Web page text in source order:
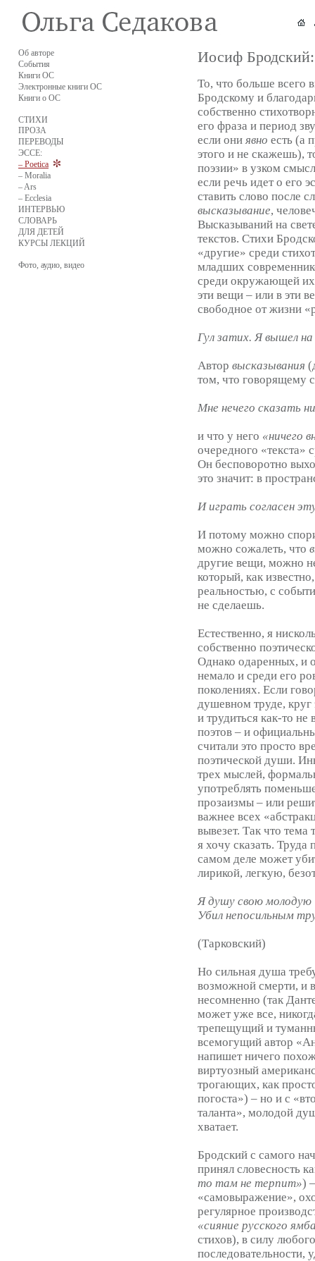
Об авторе
События
Книги ОС
Электронные книги ОС
Книги о ОС
СТИХИ
ПРОЗА
ПЕРЕВОДЫ
ЭССЕ:
– Poetica
– Moralia
– Ars
– Ecclesia
ИНТЕРВЬЮ
СЛОВАРЬ
ДЛЯ ДЕТЕЙ
КУРСЫ ЛЕКЦИЙ
Фото, аудио, видео
Иосиф
То, что больше всего
Бродскому и
собственно
его фраза и период
если ониявно есть (а
этого и не скажешь),
поэзии» в узком
если речь идет о его
ставить слово после
высказывание,
Высказываний на
текстов. Стихи
«другие» среди
младших
среди окружающей
эти вещи – или в эти
свободное от жизни
Гул затих. Я вышел
Автор высказывания
том, что говорящему
Мне нечего сказать
и что у него «ничего
очередного «текста»
Он бесповоротно
это значит: в
И играть согласен
И потому можно
можно сожалеть, что
другие вещи, можно
который, как
реальностью, с
не сделаешь.
Естественно, я
собственно
Однако одаренных, и
немало и среди его
поколениях. Если
душевном труде, круг
и трудиться как-то
поэтов – и
считали это просто
поэтической души.
трех мыслей,
употреблять
прозаизмы – или
важнее всех
вывезет. Так что
я хочу сказать. Труда
самом деле может
лирикой, легкую,
Я душу свою молодую
Убил непосильным
(Тарковский)
Но сильная душа
возможной смерти, и
несомненно (так
может уже все,
трепещущий и
всемогущий автор
напишет ничего
виртуозный
трогающих, как
погоста») – но и с
таланта», молодой
хватает.
Бродский с самого
принял словесность
то там не терпит»)
«самовыражение»,
регулярное
«сияние русского
стихов), в силу
последовательности,